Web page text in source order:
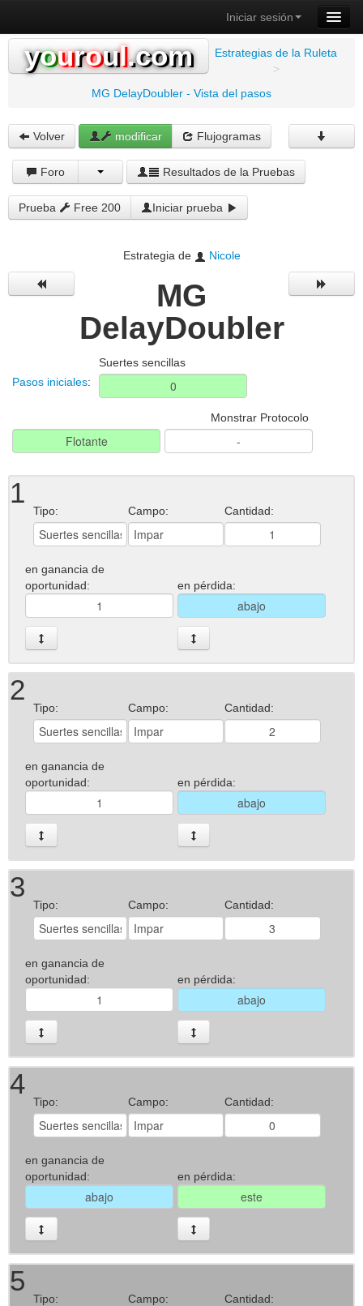
Iniciar sesión
youroul.com
Estrategias de la Ruleta
>
MG DelayDoubler - Vista del pasos
Volver modificar Flujogramas
Foro Resultados de la Pruebas
Prueba Free 200 Iniciar prueba
Estrategia de Nicole
MG
DelayDoubler
Suertes sencillas
Pasos iniciales:
Monstrar Protocolo
1
Tipo: Campo: Cantidad:
en ganancia de
oportunidad:
en pérdida:
2
Tipo: Campo: Cantidad:
en ganancia de
oportunidad:
en pérdida:
3
Tipo: Campo: Cantidad:
en ganancia de
oportunidad:
en pérdida:
4
Tipo: Campo: Cantidad:
en ganancia de
oportunidad:
en pérdida:
5
Tipo: Campo: Cantidad: